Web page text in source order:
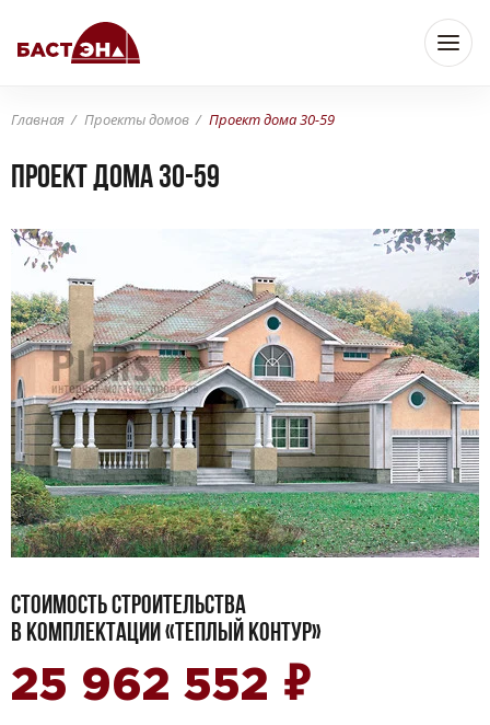
Главная Проекты домов Проект дома 30-59
Проект дома 30-59
СТОИМОСТЬ СТРОИТЕЛЬСТВА
В КОМПЛЕКТАЦИИ «ТЕПЛЫЙ КОНТУР»
25 962 552 ₽